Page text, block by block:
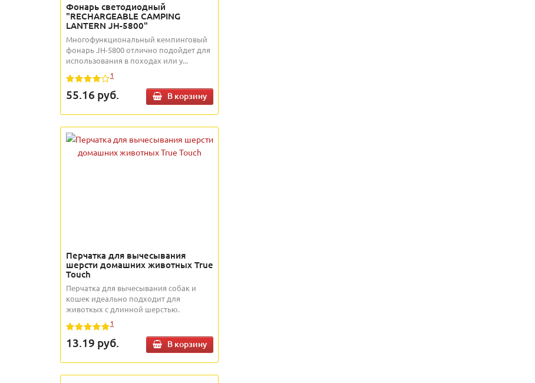
Фонарь светодиодный
"RECHARGEABLE CAMPING
LANTERN JH-5800"
Многофункциональный кемпинговый
фонарь JH-5800 отлично подойдет для
использования в походах или у...
1
55.16 руб. В корзину
Перчатка для вычесывания
шерсти домашних животных True
Touch
Перчатка для вычесывания собак и
кошек идеально подходит для
животкых с длинной шерстью.
1
13.19 руб. В корзину